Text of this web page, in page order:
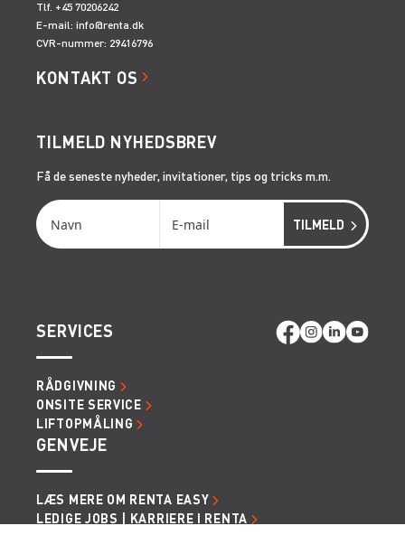
Tlf. +45 70206242
E-mail: info@renta.dk
CVR-nummer: 29416796
KONTAKT OS
TILMELD NYHEDSBREV
Få de seneste nyheder, invitationer, tips og tricks m.m.
SERVICES
RÅDGIVNING
ONSITE SERVICE
LIFTOPMÅLING
GENVEJE
LÆS MERE OM RENTA EASY
LEDIGE JOBS | KARRIERE I RENTA